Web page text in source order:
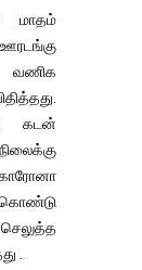
மாதம்
வணிக
கடன்
கொண்டு
.